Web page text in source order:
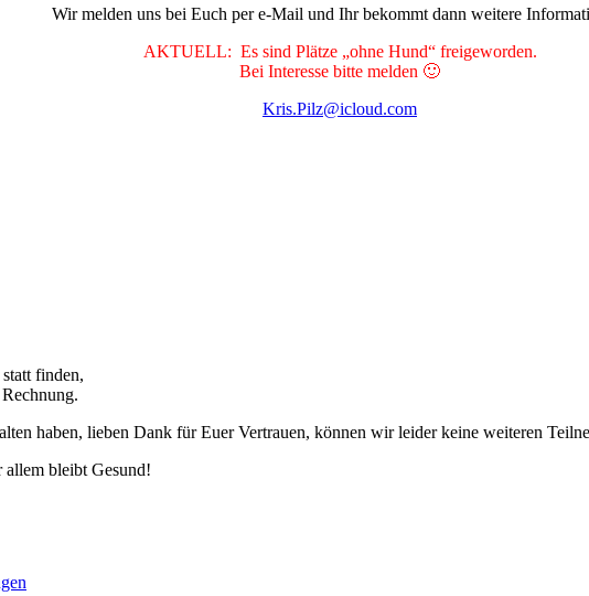
Wir melden uns bei Euch per e-Mail und Ihr bekommt dann weitere
AKTUELL: Es sind Plätze „ohne Hund“ freigeworden.
Bei Interesse bitte melden 🙂
Kris.Pilz@icloud.com
finden,
haben, lieben Dank für Euer Vertrauen, können wir leider keine weiteren
allem bleibt Gesund!